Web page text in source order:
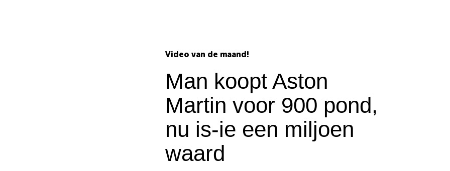
Video van de maand!
Man koopt Aston
Martin voor 900 pond,
nu is-ie een miljoen
waard